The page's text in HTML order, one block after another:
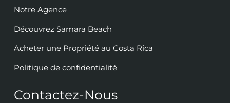
Notre Agence
Découvrez Samara Beach
Acheter une Propriété au Costa Rica
Politique de confidentialité
Contactez-Nous